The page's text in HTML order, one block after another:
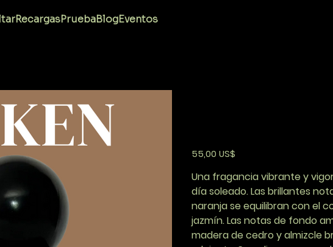
RecargasPruebaBlogEventos
Precio
55,00 US$
Una fragancia vibrante y
día soleado. Las brillantes
naranja se equilibran con el
jazmín. Las notas de fondo
madera de cedro y almizcle